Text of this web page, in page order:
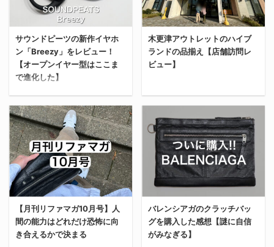
スオブプレイス」につい
ても軽く紹介する。 セン
スオブプレイスは、セレ
クトショップ・アーバン
リサーチの系列店で、ベ
ーシックなデザインから
ガジンは衰退の一途を辿
っている。 でも、それは
もうあまり考えないこと
にした。 ここで変に舵を
切って興味が薄いトレン
ていく。 結論、ラグジュ
アリーすぎて、日本にい
ることを忘れた。 なぜ新
卒社会人の月給よりも高
いホテルに泊まることに
なったのか そもそも、な
ぜ今回一泊24万円とかい
う新卒社会人の月給より
もホテルに泊まることに
なったのか。 結論、俺の
判断ではない。 学生時代
のバイト仲間たちが勝手
に（大感謝）計画してく
れたのだ。 大人数で泊ま
ったから1人35,000円 つ
まり、今回は一人旅でも
驚いたのが、メンタル面
の変化。 使い心地や機能
性うんぬんの前に、クソ
派手な財布（ルイヴィト
ンのモノグラム）からク
ャルソン）に変えたこと
ができた。 その理由
を”モノが人にもたらす
影響”と絡めて解説す
る。 結論、持つモノによ
って、人の性格は左右さ
れる。 俺がコムデギャル
ソンの財布を買った理由
俺がコムデギャルソンの
サウンドピーツの新作イヤホ
ン「Breezy」をレビュー！
【オープンイヤー型はここま
で進化した】
今回は、あの大手イヤホ
ンメーカー
「SOUNDPEATS（サウ
ンドピーツ）」さんから
新作のイヤホンを頂いた
からレビューする。 ちな
みに、提供してもらった
からといって忖度する気
はない。あくまでも、俺
木更津アウトレットのハイブ
ランドの品揃え【店舗訪問レ
ビュー】
今回は千葉県の木更津ア
ウトレットパークにある
ハイブランド5店（バレ
ンシアガ・セリーヌ・ロ
エベ・ジバンシィ・コー
チ）に行ってきたから、
品揃え含め感想を書いて
いく。 結論、アウトレッ
トパークに行く時間で銀
座とか表参道の店舗を回
【月刊リファマガ10月号】人
間の能力はどれだけ恐怖に向
き合えるかで決まる
バレンシアガのクラッチバッ
グを購入した感想【謎に自信
がみなぎる】